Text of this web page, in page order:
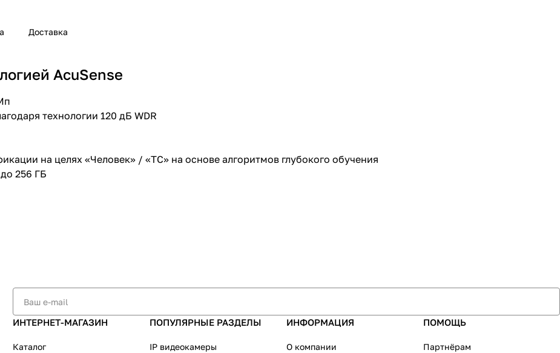
Доставка
AcuSense
технологии 120 дБ WDR
на целях «Человек» / «ТС» на основе алгоритмов глубокого обучения
256 ГБ
ИНТЕРНЕТ-МАГАЗИН
Каталог
ПОПУЛЯРНЫЕ РАЗДЕЛЫ
IP видеокамеры
ИНФОРМАЦИЯ
О компании
ПОМОЩЬ
Партнёрам